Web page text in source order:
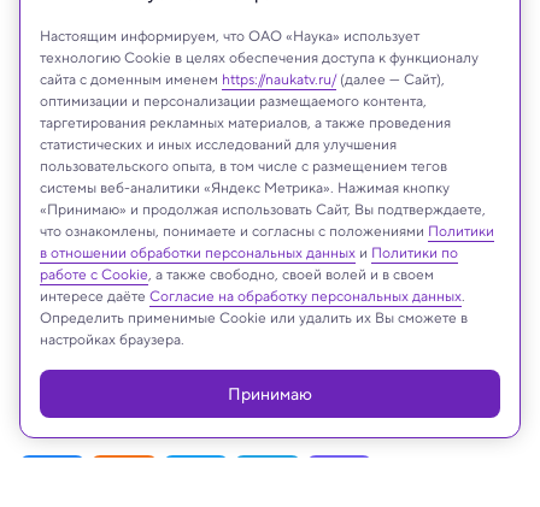
На сайте могут быть использованы материалы
интернет-ресурсов Facebook и Instagram,
владельцем которых является компания Meta
Platforms Inc., запрещённая на территории
Российской ФедерацииПринимаю
Настоящим информируем, что ОАО «Наука» использует
технологию Cookie в целях обеспечения доступа к функционалу
сайта с доменным именем https://naukatv.ru/(далее — Сайт),
оптимизации и персонализации размещаемого контента,
таргетирования рекламных материалов, а также проведения
статистических и иных исследований для улучшения
пользовательского опыта, в том числе с размещением тегов
системы веб-аналитики «Яндекс Метрика». Нажимая кнопку
«Принимаю» и продолжая использовать Сайт, Вы подтверждаете,
что ознакомлены, понимаете и согласны с положениями Политики
в отношении обработки персональных данных и Политики по
работе с Cookie, а также свободно, своей волей и в своем
интересе даёте Согласие на обработку персональных данных.
Определить применимые Cookie или удалить их Вы сможете в
настройках браузера.